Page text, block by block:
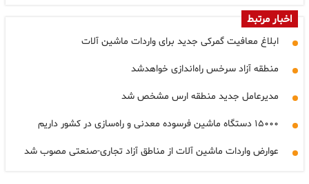
اخبار مرتبط
ابلاغ معافیت گمرکی جدید برای واردات ماشین آلات
منطقه آزاد سرخس راه‌اندازی خواهدشد
مدیرعامل جدید منطقه ارس مشخص شد
۱۵۰۰۰ دستگاه ماشین فرسوده معدنی و راه‌سازی در کشور داریم
عوارض واردات ماشین آلات از مناطق آزاد تجاری-صنعتی مصوب شد